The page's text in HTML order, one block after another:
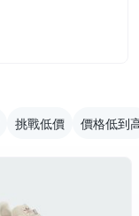
挑戰低價 價格低到